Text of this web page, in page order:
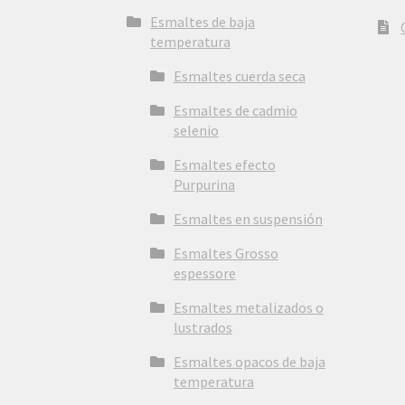
Esmaltes de baja
temperatura
Esmaltes cuerda seca
Esmaltes de cadmio
selenio
Esmaltes efecto
Purpurina
Esmaltes en suspensión
Esmaltes Grosso
espessore
Esmaltes metalizados o
lustrados
Esmaltes opacos de baja
temperatura